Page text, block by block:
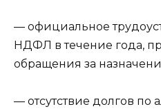
— официальное
НДФЛ в течение года,
обращения за
— отсутствие долгов по